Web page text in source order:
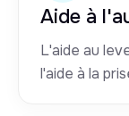
Aide à
L'aide au
l'aide à la